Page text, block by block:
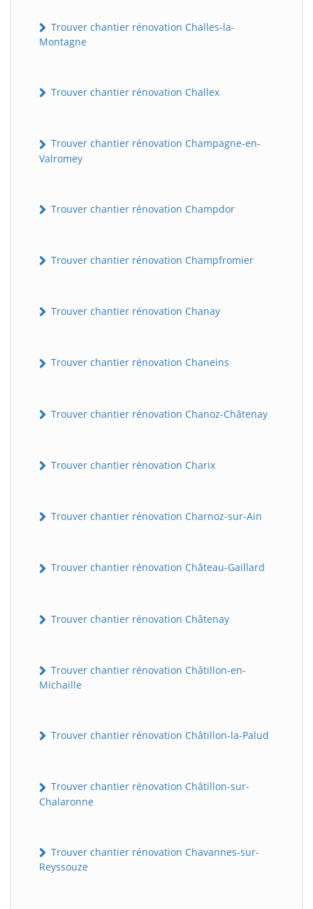
Trouver chantier rénovation Challes-la-
Montagne
Trouver chantier rénovation Challex
Trouver chantier rénovation Champagne-en-
Valromey
Trouver chantier rénovation Champdor
Trouver chantier rénovation Champfromier
Trouver chantier rénovation Chanay
Trouver chantier rénovation Chaneins
Trouver chantier rénovation Chanoz-Châtenay
Trouver chantier rénovation Charix
Trouver chantier rénovation Charnoz-sur-Ain
Trouver chantier rénovation Château-Gaillard
Trouver chantier rénovation Châtenay
Trouver chantier rénovation Châtillon-en-
Michaille
Trouver chantier rénovation Châtillon-la-Palud
Trouver chantier rénovation Châtillon-sur-
Chalaronne
Trouver chantier rénovation Chavannes-sur-
Reyssouze